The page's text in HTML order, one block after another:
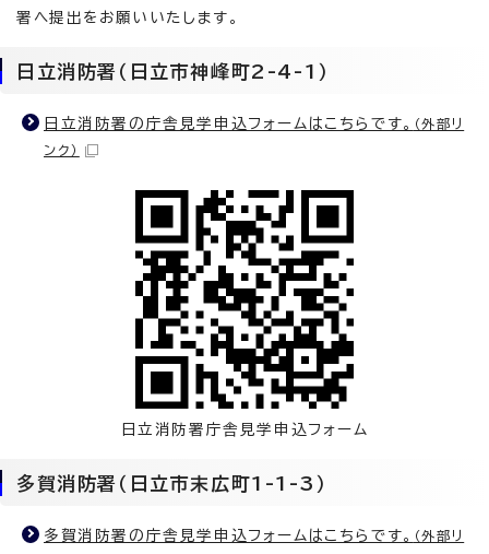
署へ提出をお願いいたします。
日立消防署（日立市神峰町2-4-1）
日立消防署の庁舎見学申込フォームはこちらです。 （外部リ
ンク）
日立消防署庁舎見学申込フォーム
多賀消防署（日立市末広町1-1-3）
多賀消防署の庁舎見学申込フォームはこちらです。 （外部リ